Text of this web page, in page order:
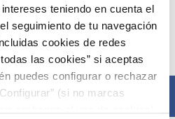
teniendo en cuenta el
seguimiento de tu navegación
cookies de redes
las cookies” si aceptas
puedes configurar o rechazar
(si no marcas
ahora